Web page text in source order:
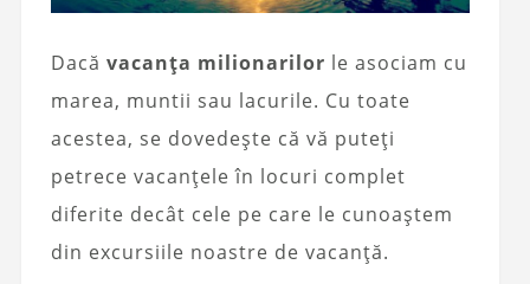
Dacă vacanța milionarilor le asociam cu
marea, muntii sau lacurile. Cu toate
acestea, se dovedește că vă puteți
petrece vacanțele în locuri complet
diferite decât cele pe care le cunoaștem
din excursiile noastre de vacanță.